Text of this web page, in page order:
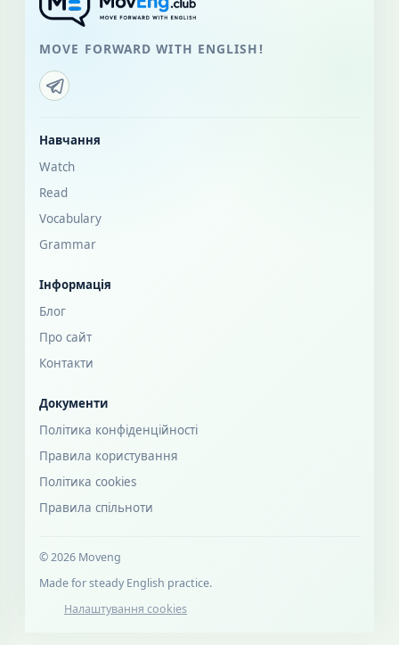
MOVE FORWARD WITH ENGLISH!
Навчання
Watch
Read
Vocabulary
Grammar
Інформація
Блог
Про сайт
Контакти
Документи
Політика конфіденційності
Правила користування
Політика cookies
Правила спільноти
© 2026 Moveng
Made for steady English practice.
Налаштування cookies